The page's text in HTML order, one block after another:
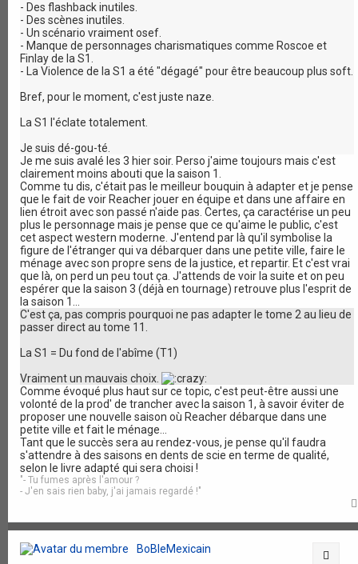
- Des flashback inutiles.
- Des scènes inutiles.
- Un scénario vraiment osef.
- Manque de personnages charismatiques comme Roscoe et
Finlay de la S1.
- La Violence de la S1 a été "dégagé" pour être beaucoup plus soft.
Bref, pour le moment, c'est juste naze.
La S1 l'éclate totalement.
Je suis dé-gou-té.
Je me suis avalé les 3 hier soir. Perso j'aime toujours mais c'est
clairement moins abouti que la saison 1.
Comme tu dis, c'était pas le meilleur bouquin à adapter et je pense
que le fait de voir Reacher jouer en équipe et dans une affaire en
lien étroit avec son passé n'aide pas. Certes, ça caractérise un peu
plus le personnage mais je pense que ce qu'aime le public, c'est
cet aspect western moderne. J'entend par là qu'il symbolise la
figure de l'étranger qui va débarquer dans une petite ville, faire le
ménage avec son propre sens de la justice, et repartir. Et c'est vrai
que là, on perd un peu tout ça. J'attends de voir la suite et on peu
espérer que la saison 3 (déjà en tournage) retrouve plus l'esprit de
la saison 1...
C'est ça, pas compris pourquoi ne pas adapter le tome 2 au lieu de
passer direct au tome 11.
La S1 = Du fond de l'abîme (T1)
Vraiment un mauvais choix.
Comme évoqué plus haut sur ce topic, c'est peut-être aussi une
volonté de la prod' de trancher avec la saison 1, à savoir éviter de
proposer une nouvelle saison où Reacher débarque dans une
petite ville et fait le ménage...
Tant que le succès sera au rendez-vous, je pense qu'il faudra
s'attendre à des saisons en dents de scie en terme de qualité,
selon le livre adapté qui sera choisi !
"- Tu fumes après l'amour ?
- J'en sais rien baby, j'ai jamais regardé !"
BoBleMexicain